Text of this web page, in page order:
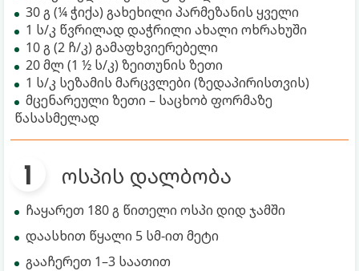
30 გ (¼ ჭიქა) გახეხილი პარმეზანის ყველი
1 ს/კ წვრილად დაჭრილი ახალი ოხრახუში
10 გ (2 ჩ/კ) გამაფხვიერებელი
20 მლ (1 ½ ს/კ) ზეითუნის ზეთი
1 ს/კ სეზამის მარცვლები (ზედაპირისთვის)
მცენარეული ზეთი – საცხობ ფორმაზე
წასასმელად
ოსპის დალბობა
ჩაყარეთ 180 გ წითელი ოსპი დიდ ჯამში
დაასხით წყალი 5 სმ-ით მეტი
გააჩერეთ 1–3 საათით